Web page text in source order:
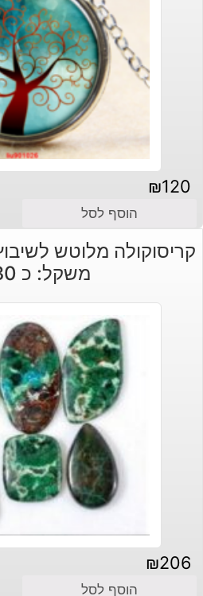
₪120
הוסף לסל
משקל: כ 30 קרט
₪206
הוסף לסל